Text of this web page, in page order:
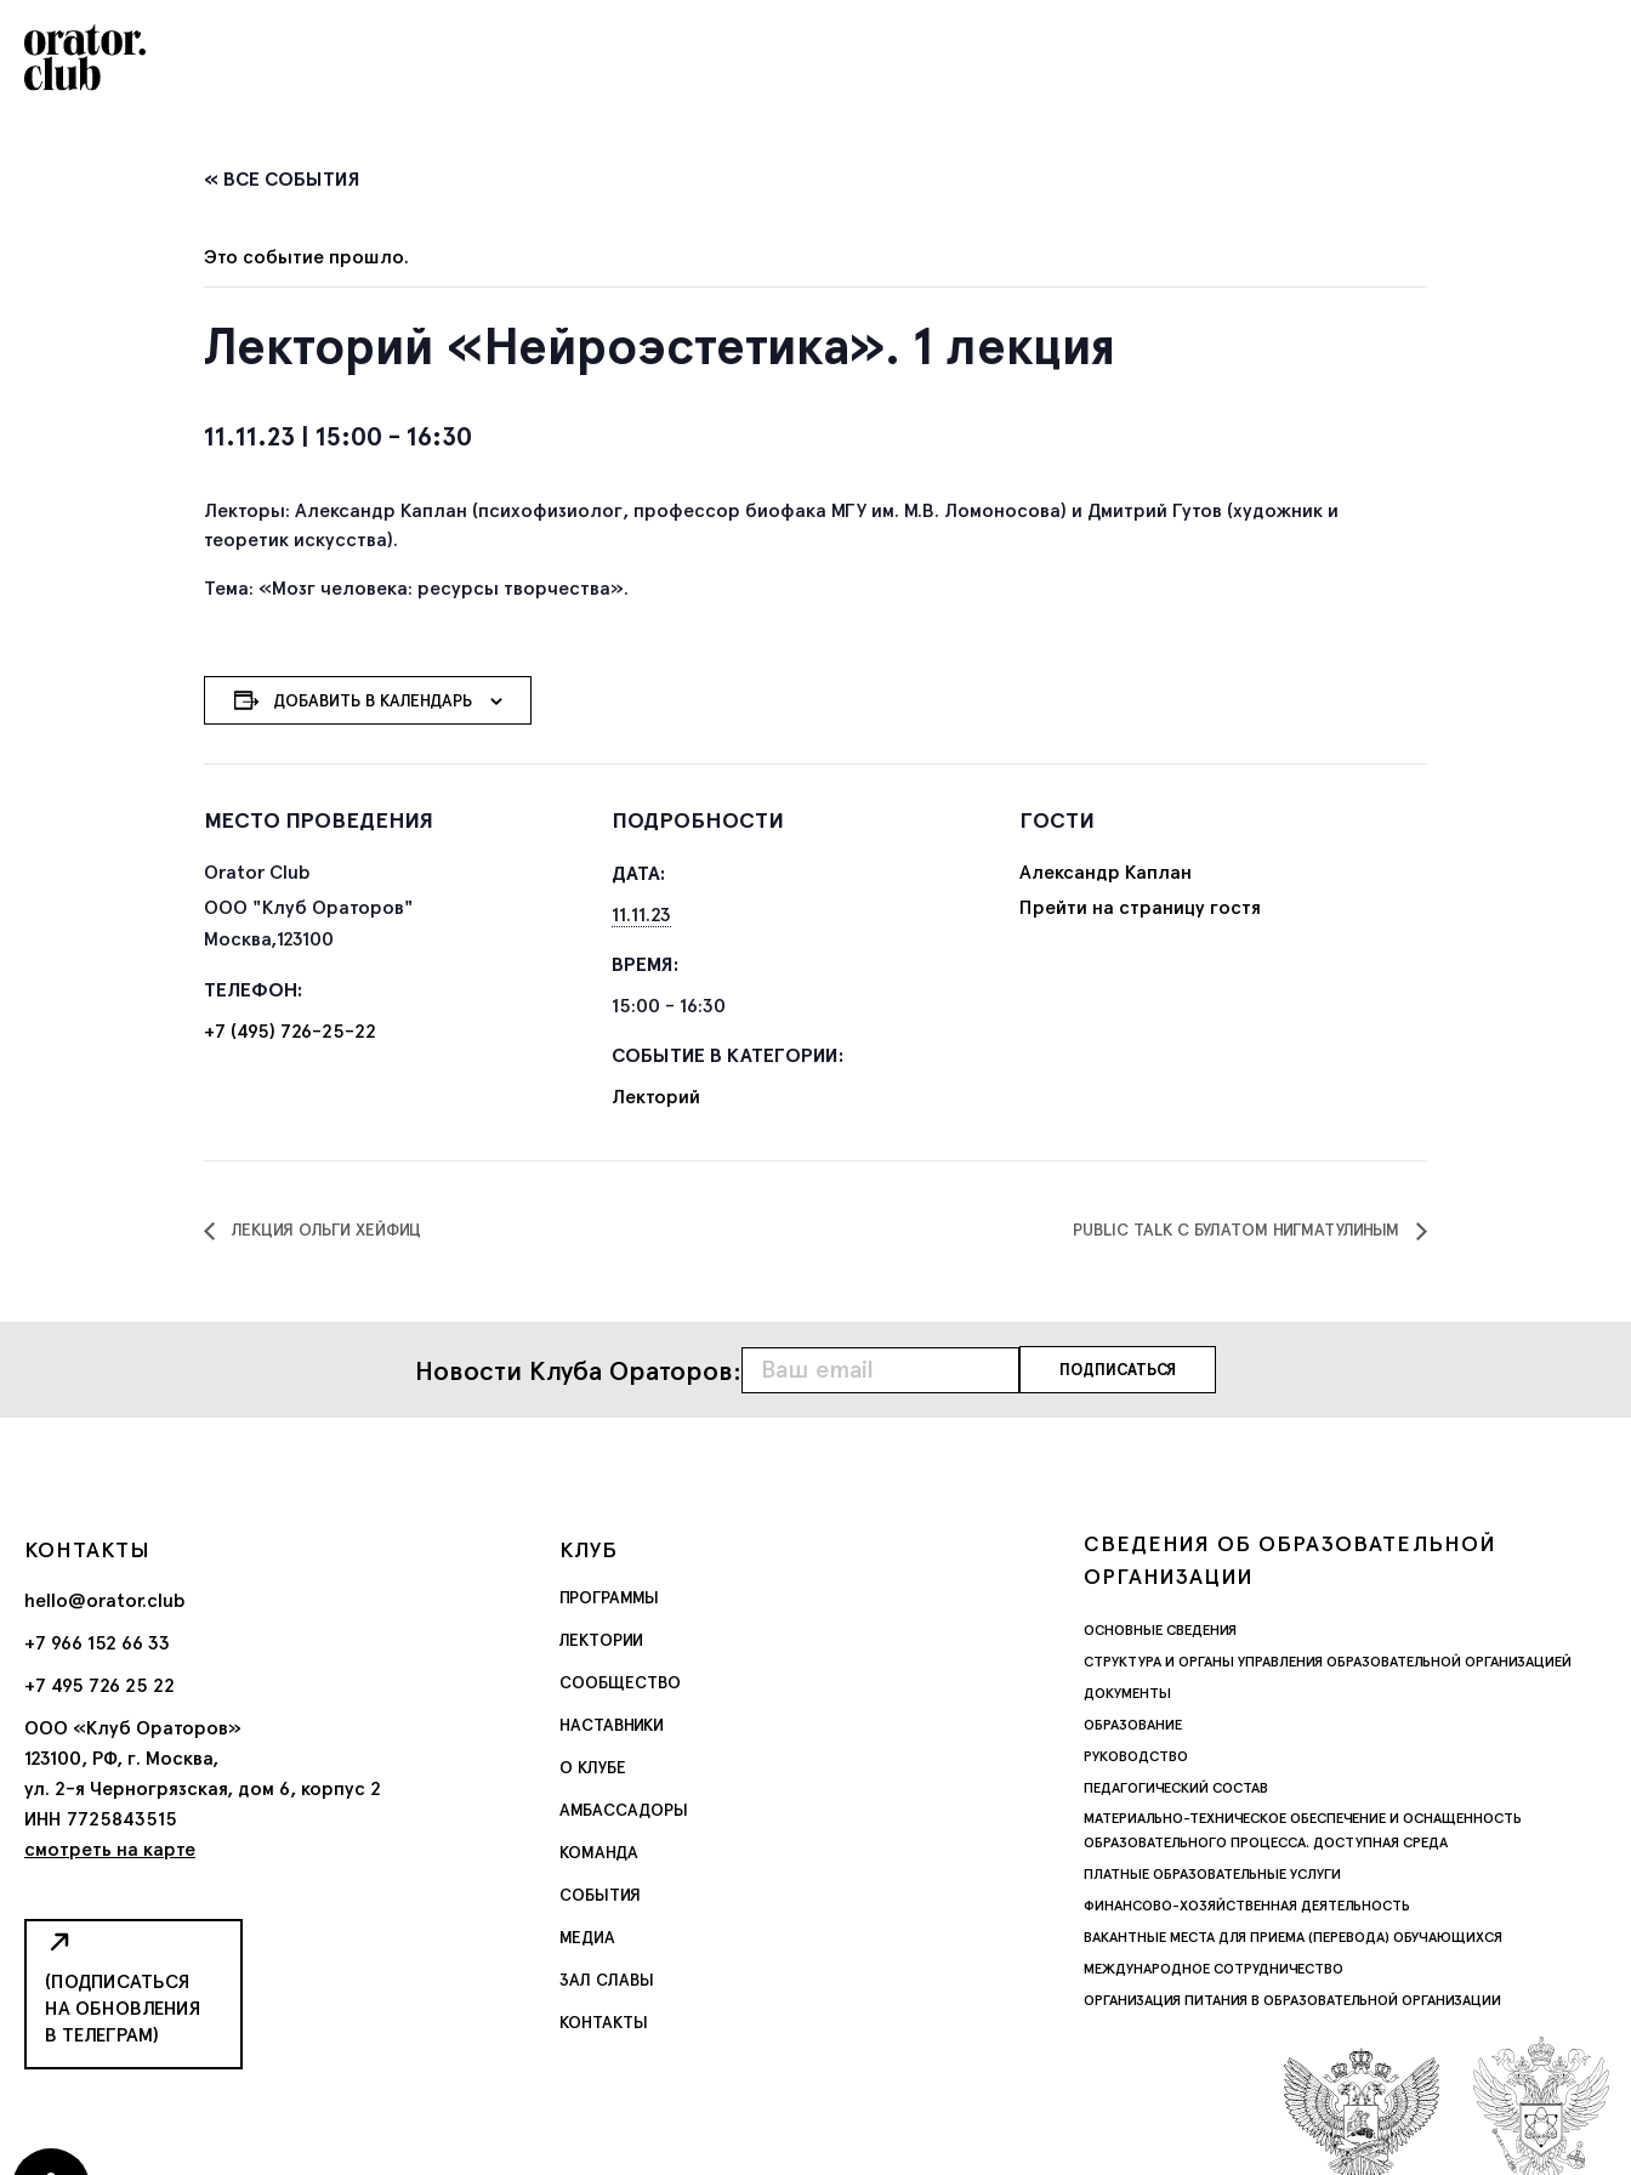
« ВСЕ СОБЫТИЯ
Это событие прошло.
Лекторий «Нейроэстетика». 1 лекция
11.11.23 | 15:00 - 16:30
Лекторы: Александр Каплан (психофизиолог, профессор биофака МГУ им. М.В. Ломоносова) и Дмитрий Гутов (художник и
теоретик искусства).
Тема: «Мозг человека: ресурсы творчества».
ДОБАВИТЬ В КАЛЕНДАРЬ
ПОДРОБНОСТИ
ДАТА:
11.11.23
ВРЕМЯ:
15:00 - 16:30
СОБЫТИЕ В КАТЕГОРИИ:
Лекторий
МЕСТО ПРОВЕДЕНИЯ
Orator Club
ООО "Клуб Ораторов"
Москва,123100
ТЕЛЕФОН:
+7 (495) 726-25-22
ГОСТИ
Александр Каплан
Прейти на страницу гостя
ЛЕКЦИЯ ОЛЬГИ ХЕЙФИЦ PUBLIC TALK С БУЛАТОМ НИГМАТУЛИНЫМ
Новости Клуба Ораторов:
КОНТАКТЫ
hello@orator.club
+7 966 152 66 33
+7 495 726 25 22
ООО «Клуб Ораторов»
123100, РФ, г. Москва,
ул. 2-я Черногрязская, дом 6, корпус 2
ИНН 7725843515
смотреть на карте
(ПОДПИСАТЬСЯ
НА ОБНОВЛЕНИЯ
В ТЕЛЕГРАМ)
КЛУБ
ПРОГРАММЫ
ЛЕКТОРИИ
СООБЩЕСТВО
НАСТАВНИКИ
О КЛУБЕ
АМБАССАДОРЫ
КОМАНДА
СОБЫТИЯ
МЕДИА
ЗАЛ СЛАВЫ
КОНТАКТЫ
СВЕДЕНИЯ ОБ ОБРАЗОВАТЕЛЬНОЙ
ОРГАНИЗАЦИИ
ОСНОВНЫЕ СВЕДЕНИЯ
СТРУКТУРА И ОРГАНЫ УПРАВЛЕНИЯ ОБРАЗОВАТЕЛЬНОЙ ОРГАНИЗАЦИЕЙ
ДОКУМЕНТЫ
ОБРАЗОВАНИЕ
РУКОВОДСТВО
ПЕДАГОГИЧЕСКИЙ СОСТАВ
МАТЕРИАЛЬНО-ТЕХНИЧЕСКОЕ ОБЕСПЕЧЕНИЕ И ОСНАЩЕННОСТЬ
ОБРАЗОВАТЕЛЬНОГО ПРОЦЕССА. ДОСТУПНАЯ СРЕДА
ПЛАТНЫЕ ОБРАЗОВАТЕЛЬНЫЕ УСЛУГИ
ФИНАНСОВО-ХОЗЯЙСТВЕННАЯ ДЕЯТЕЛЬНОСТЬ
ВАКАНТНЫЕ МЕСТА ДЛЯ ПРИЕМА (ПЕРЕВОДА) ОБУЧАЮЩИХСЯ
МЕЖДУНАРОДНОЕ СОТРУДНИЧЕСТВО
ОРГАНИЗАЦИЯ ПИТАНИЯ В ОБРАЗОВАТЕЛЬНОЙ ОРГАНИЗАЦИИ